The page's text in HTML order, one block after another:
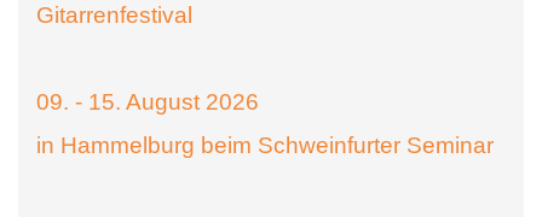
Gitarrenfestival
09. - 15. August 2026
in Hammelburg beim Schweinfurter Seminar